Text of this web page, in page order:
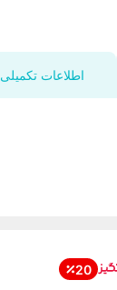
اطلاعات تکمیلی
20